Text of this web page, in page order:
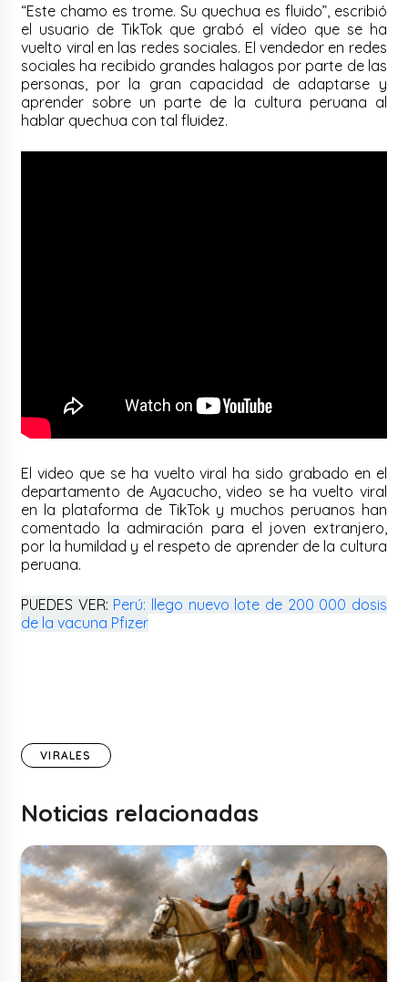
“Este chamo es trome. Su quechua es fluido”, escribió
el usuario de TikTok que grabó el vídeo que se ha
vuelto viral en las redes sociales. El vendedor en redes
sociales ha recibido grandes halagos por parte de las
personas, por la gran capacidad de adaptarse y
aprender sobre un parte de la cultura peruana al
hablar quechua con tal fluidez.
El video que se ha vuelto viral ha sido grabado en el
departamento de Ayacucho, video se ha vuelto viral
en la plataforma de TikTok y muchos peruanos han
comentado la admiración para el joven extranjero,
por la humildad y el respeto de aprender de la cultura
peruana.
PUEDES VER: Perú: llego nuevo lote de 200 000 dosis
de la vacuna Pfizer
VIRALES
Noticias relacionadas